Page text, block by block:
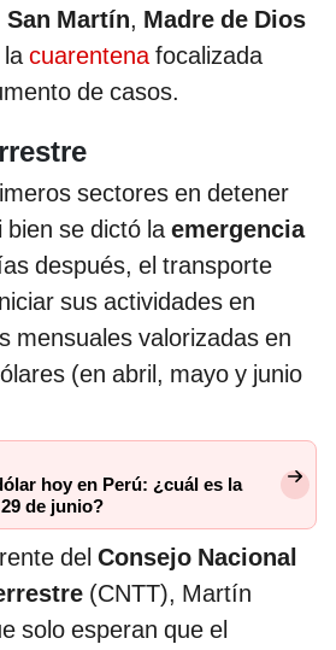
San Martín, Madre de Dios
lacuarentenafocalizada
de casos.
sectores en detener
bien se dictó laemergencia
después, el transporte
sus actividades en
mensuales valorizadas en
(en abril, mayo y junio
hoy en Perú: ¿cuál es la
de junio?
del Consejo Nacional
(CNTT), Martín
solo esperan que el